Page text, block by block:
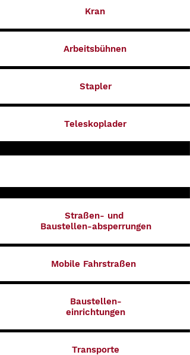
Kran
Arbeitsbühnen
Stapler
Teleskoplader
Straßen- und
Baustellen-absperrungen
Mobile Fahrstraßen
Baustellen-
einrichtungen
Transporte